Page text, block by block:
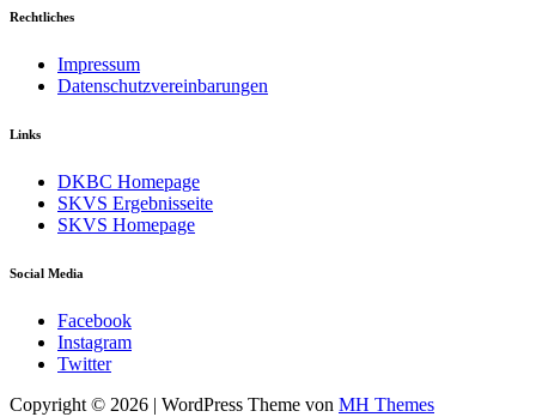
Rechtliches
Impressum
Datenschutzvereinbarungen
Links
DKBC Homepage
SKVS Ergebnisseite
SKVS Homepage
Social Media
Facebook
Instagram
Twitter
Copyright © 2026 | WordPress Theme von MH Themes